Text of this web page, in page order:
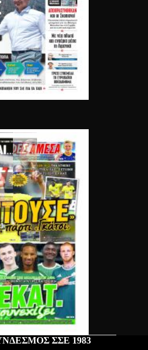
ΣΣΕ 1983